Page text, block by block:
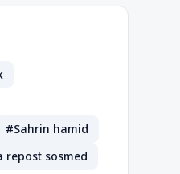
#Sahrin hamid
repost sosmed